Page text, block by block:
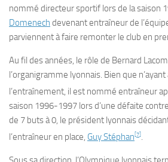
nommé directeur sportif lors de la saison
Domenech devenant entraîneur de
parviennent à faire remonter le club en
Au fil des années, le rôle de Bernard
l’organigramme lyonnais. Bien que
l’entraînement, il est nommé entraîneur
saison 1996-1997 lors d’une défaite contre
de 7 buts à 0, le président lyonnais
l’entraîneur en place, Guy Stéphan[7].